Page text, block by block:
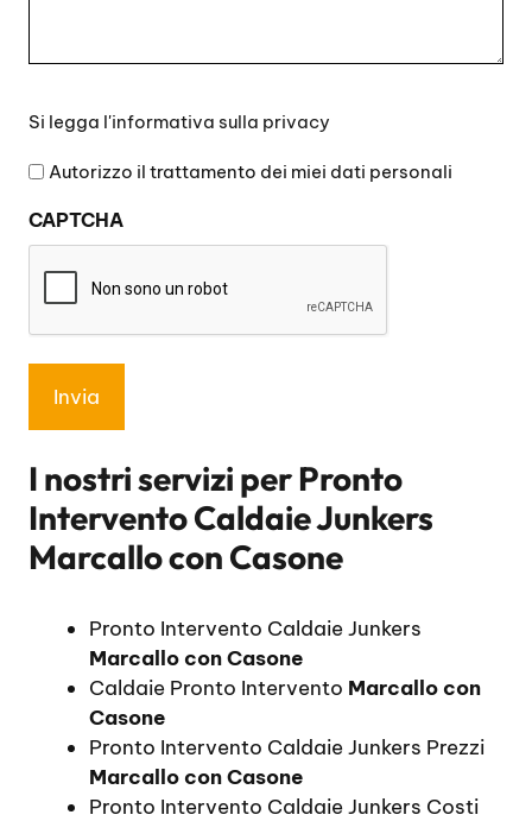
legga
l'informativa
privacy
Si legga l'informativa sulla privacy
Autorizzo il trattamento dei miei dati personali
CAPTCHA
I nostri servizi perPronto
Intervento Caldaie Junkers
Marcallo con Casone
Pronto Intervento Caldaie Junkers
Marcallo con Casone
Caldaie Pronto Intervento Marcallo con
Casone
Pronto Intervento Caldaie Junkers Prezzi
Marcallo con Casone
Pronto Intervento Caldaie Junkers Costi